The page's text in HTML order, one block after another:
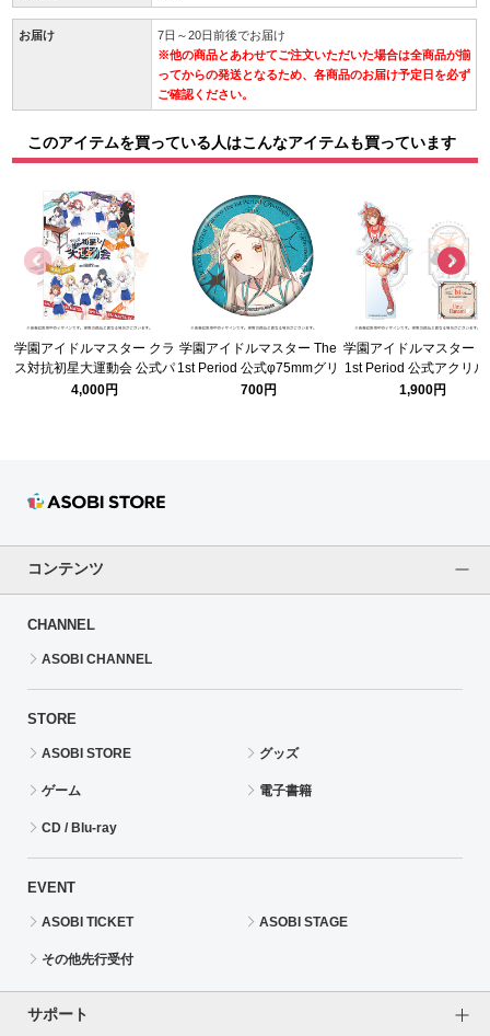
お届け
7日～20日前後でお届け
※他の商品とあわせてご注文いただいた場合は全商品が揃
ってからの発送となるため、各商品のお届け予定日を必ず
ご確認ください。
このアイテムを買っている人はこんなアイテムも買っています
学園アイドルマスター クラ
ス対抗初星大運動会 公式パ
ンフレット
4,000円
学園アイドルマスター The
1st Period 公式φ75mmグリ
ッター缶バッジ【篠澤 広】
700円
学園アイドルマスター
1st Period 公式アクリル
タンド【花海 佑芽】
1,900円
コンテンツ
CHANNEL
ASOBI CHANNEL
STORE
ASOBI STORE グッズ
ゲーム 電子書籍
CD / Blu-ray
EVENT
ASOBI TICKET ASOBI STAGE
その他先行受付
サポート